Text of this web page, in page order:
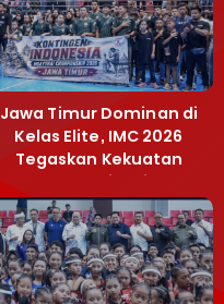
Jawa Timur Dominan di
Kelas Elite, IMC 2026
Tegaskan Kekuatan
Muaythai Jatim